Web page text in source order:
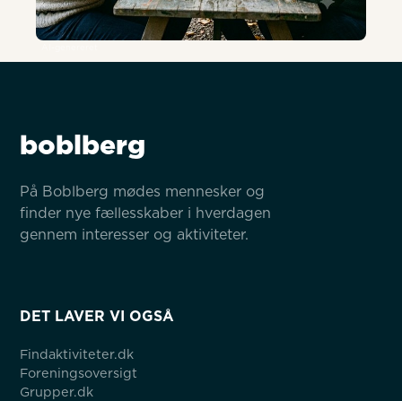
boblberg
På Boblberg mødes mennesker og
finder nye fællesskaber i hverdagen
gennem interesser og aktiviteter.
DET LAVER VI OGSÅ
Findaktiviteter.dk
Foreningsoversigt
Grupper.dk